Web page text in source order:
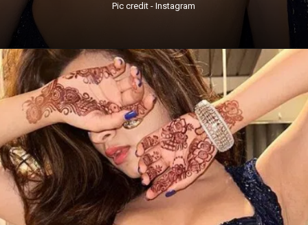
Pic credit - Instagram